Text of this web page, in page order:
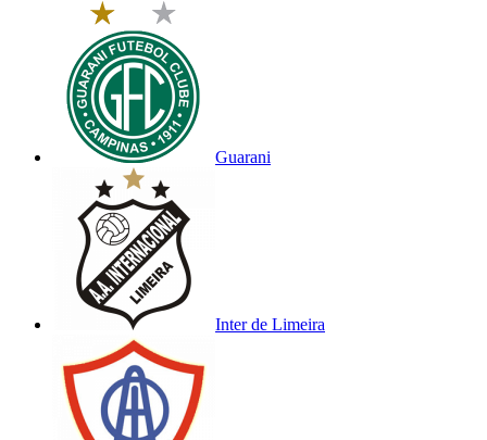
Guarani
Inter de Limeira